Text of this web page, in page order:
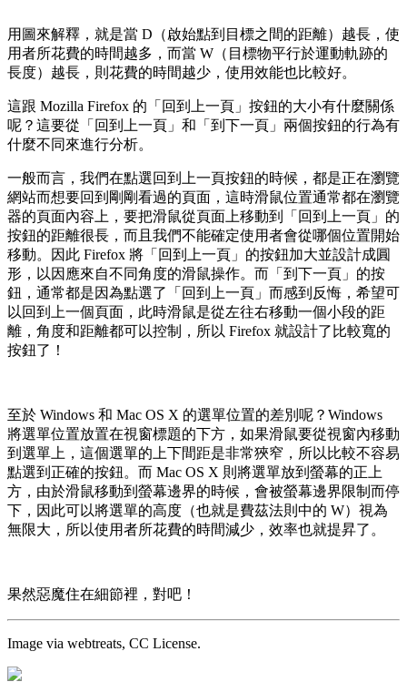
用圖來解釋，就是當 D（啟始點到目標之間的距離）越長，使
用者所花費的時間越多，而當 W（目標物平行於運動軌跡的
長度）越長，則花費的時間越少，使用效能也比較好。
這跟 Mozilla Firefox 的「回到上一頁」按鈕的大小有什麼關係
呢？這要從「回到上一頁」和「到下一頁」兩個按鈕的行為有
什麼不同來進行分析。
一般而言，我們在點選回到上一頁按鈕的時候，都是正在瀏覽
網站而想要回到剛剛看過的頁面，這時滑鼠位置通常都在瀏覽
器的頁面內容上，要把滑鼠從頁面上移動到「回到上一頁」的
按鈕的距離很長，而且我們不能確定使用者會從哪個位置開始
移動。因此 Firefox 將「回到上一頁」的按鈕加大並設計成圓
形，以因應來自不同角度的滑鼠操作。而「到下一頁」的按
鈕，通常都是因為點選了「回到上一頁」而感到反悔，希望可
以回到上一個頁面，此時滑鼠是從左往右移動一個小段的距
離，角度和距離都可以控制，所以 Firefox 就設計了比較寬的
按鈕了！
至於 Windows 和 Mac OS X 的選單位置的差別呢？Windows
將選單位置放置在視窗標題的下方，如果滑鼠要從視窗內移動
到選單上，這個選單的上下間距是非常狹窄，所以比較不容易
點選到正確的按鈕。而 Mac OS X 則將選單放到螢幕的正上
方，由於滑鼠移動到螢幕邊界的時候，會被螢幕邊界限制而停
下，因此可以將選單的高度（也就是費茲法則中的 W）視為
無限大，所以使用者所花費的時間減少，效率也就提昇了。
果然惡魔住在細節裡，對吧！
Image via webtreats, CC License.